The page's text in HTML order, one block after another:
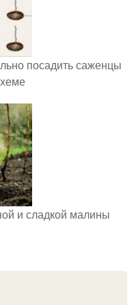
посадить саженцы
и сладкой малины